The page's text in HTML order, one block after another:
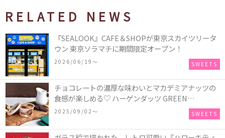
RELATED NEWS
『SEALOOK』CAFE＆SHOPが東京スカイツリータ
ウン 東京ソラマチに期間限定オープン！
2026/06/19〜 SWEETS
チョコレートの濃厚な味わいとマカデミアナッツの
食感が楽しめる♡ ハーゲンダッツ GREEN
CRAFT(グリーンクラフト) ミニカップ『チョコレー
2025/09/02〜 SWEETS